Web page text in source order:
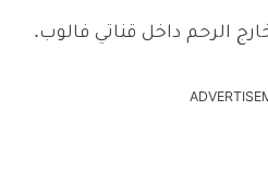
الرحم داخل قناتي فالوب.